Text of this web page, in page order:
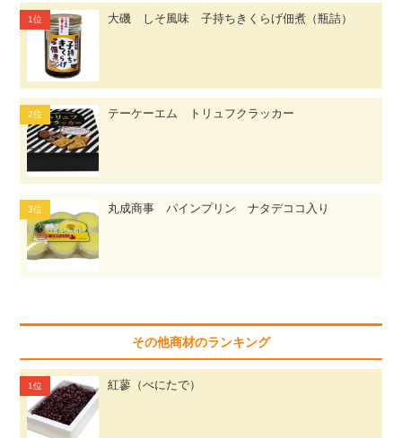
大磯 しそ風味 子持ちきくらげ佃煮（瓶詰）
テーケーエム トリュフクラッカー
丸成商事 パインプリン ナタデココ入り
その他商材のランキング
紅蓼（べにたで）